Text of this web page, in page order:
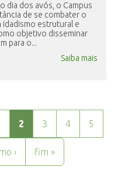
dia dos avós, o Campus
de se combater o
idadismo estrutural e
objetivo disseminar
para o...
Saiba mais
2 3 4 5
› fim »